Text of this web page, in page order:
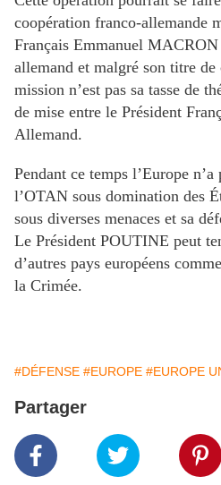
coopération franco-allemande
Français Emmanuel
allemand et malgré son titre de
mission n’est pas sa tasse de
de mise entre le Président
Allemand.
Pendant ce temps l’Europe
l’OTAN sous domination des
sous diverses menaces et sa
Le Président POUTINE peut
d’autres pays européens
la Crimée.
#DÉFENSE #EUROPE #EUROPE
Partager